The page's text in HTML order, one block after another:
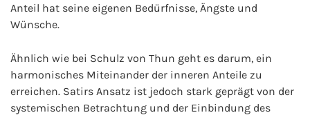
Anteil hat seine eigenen Bedürfnisse, Ängste und
Wünsche.
Ähnlich wie bei Schulz von Thun geht es darum, ein
harmonisches Miteinander der inneren Anteile zu
erreichen. Satirs Ansatz ist jedoch stark geprägt von der
systemischen Betrachtung und der Einbindung des